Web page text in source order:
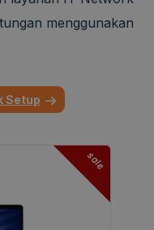
menggunakan
Setup
sale